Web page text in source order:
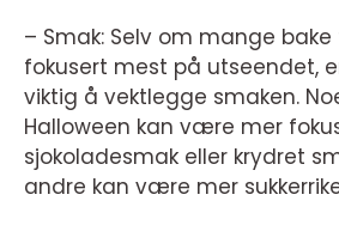
– Smak: Selv om mange
fokusert mest på utseendet,
viktig å vektlegge smaken.
Halloween kan være mer
sjokoladesmak eller krydret
andre kan være mer